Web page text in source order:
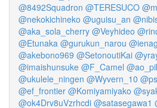
@8492Squadron @TERESUCO
@nekokichineko @uguisu_an
@aka_sola_cherry @Veyhideo
@Etunaka @gurukun_narou
@akebono969 @SetonoutiKai
@imaishunsuke @F_Camel
@ukulele_ningen @Wyvern_10
@ef_frontier @Komiyamiyako
@ok4Drv8uVzrhcdi @satasegawa1